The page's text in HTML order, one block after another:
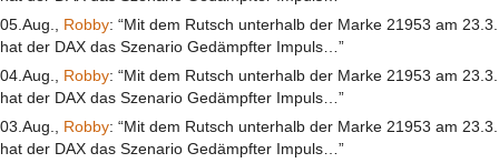
05.Aug., Robby: “Mit dem Rutsch unterhalb der Marke 21953 am 23.3.
hat der DAX das Szenario Gedämpfter Impuls…”
04.Aug., Robby: “Mit dem Rutsch unterhalb der Marke 21953 am 23.3.
hat der DAX das Szenario Gedämpfter Impuls…”
03.Aug., Robby: “Mit dem Rutsch unterhalb der Marke 21953 am 23.3.
hat der DAX das Szenario Gedämpfter Impuls…”